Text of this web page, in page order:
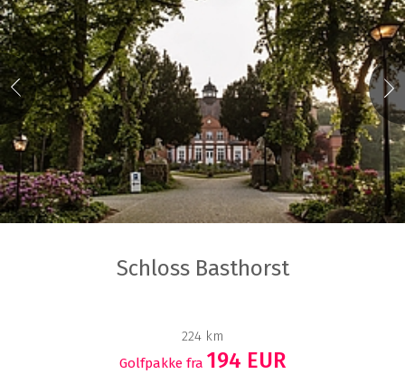
Schloss Basthorst
224 km
Golfpakke fra 194 EUR